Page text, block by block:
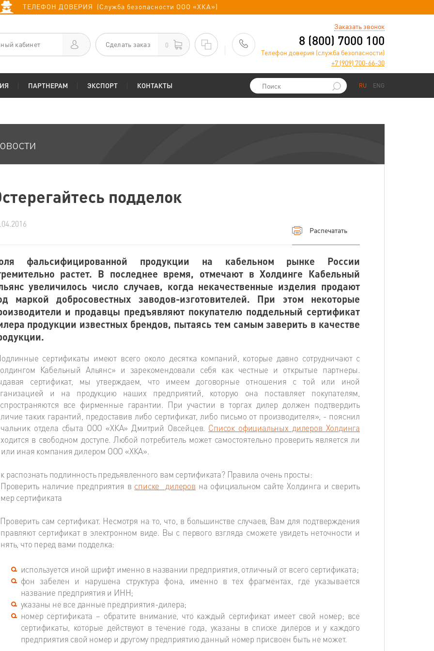
ТЕЛЕФОН ДОВЕРИЯ (Служба безопасности ООО «ХКА»)
кабинет Сделать заказ 0
Заказать звонок
8 (800) 7000 100
Телефон доверия (служба безопасности)
+7 (909) 700-66-30
ПАРТНЕРАМ ЭКСПОРТ КОНТАКТЫ RU ENG
подделок
Распечатать
фальсифицированной продукции на кабельном рынке России
растет. В последнее время, отмечают в Холдинге Кабельный
увеличилось число случаев, когда некачественные изделия продают
маркой добросовестных заводов-изготовителей. При этом некоторые
и продавцы предъявляют покупателю поддельный сертификат
продукции известных брендов, пытаясь тем самым заверить в качестве
сертификаты имеют всего около десятка компаний, которые давно сотрудничают с
Кабельный Альянс» и зарекомендовали себя как честные и открытые партнеры.
сертификат, мы утверждаем, что имеем договорные отношения с той или иной
и на продукцию наших предприятий, которую она поставляет покупателям,
все фирменные гарантии. При участии в торгах дилер должен подтвердить
таких гарантий, предоставив либо сертификат, либо письмо от производителя», - пояснил
отдела сбыта ООО «ХКА» Дмитрий Овсейцев. Список официальных дилеров Холдинга
в свободном доступе. Любой потребитель может самостоятельно проверить является ли
или иная компания дилером ООО «ХКА».
распознать подлинность предъявленного вам сертификата? Правила очень просты:
наличие предприятия в списке дилеров на официальном сайте Холдинга и сверить
сертификата
сам сертификат. Несмотря на то, что, в большинстве случаев, Вам для подтверждения
сертификат в электронном виде. Вы с первого взгляда сможете увидеть неточности и
что перед вами подделка:
используется иной шрифт именно в названии предприятия, отличный от всего сертификата;
фон забелен и нарушена структура фона, именно в тех фрагментах, где указывается
название предприятия и ИНН;
указаны не все данные предприятия-дилера;
номер сертификата – обратите внимание, что каждый сертификат имеет свой номер; все
сертификаты, которые действуют в течение года, указаны в списке дилеров и у каждого
предприятия свой номер и другому предприятию данный номер присвоен быть не может.